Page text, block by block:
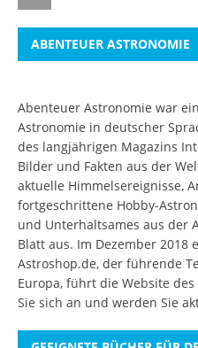
ABENTEUER ASTRONOMIE
Abenteuer Astronomie war
Astronomie in deutscher
des langjährigen Magazins
Bilder und Fakten aus der
aktuelle Himmelsereignisse,
fortgeschrittene Hobby-
und Unterhaltsames aus der
Blatt aus. Im Dezember 2018
Astroshop.de, der führende
Europa, führt die Website
Sie sich an und werden Sie